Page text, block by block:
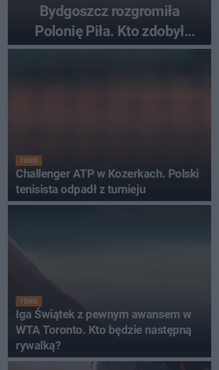
Bydgoszcz rozgromiła
Polonię Piła. Kto zdobył
najwięcej punktów?
TENIS
Challenger ATP w Kozerkach. Polski
tenisista odpadł z turnieju
TENIS
Iga Świątek z pewnym awansem w
WTA Toronto. Kto będzie następną
rywalką?